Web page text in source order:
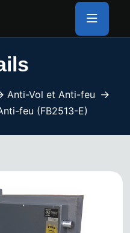
Anti-Vol et Anti-feu
feu (FB2513-E)